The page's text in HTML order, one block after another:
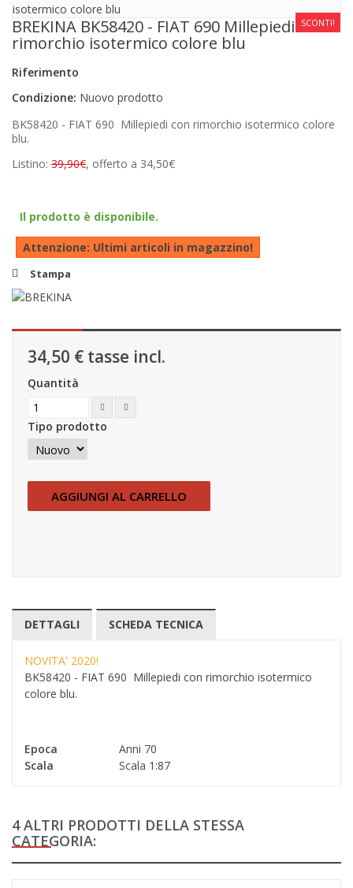
SCONTI!
BREKINA BK58420 - FIAT 690 Millepiedi con
rimorchio isotermico colore blu
Riferimento
Condizione: Nuovo prodotto
BK58420 - FIAT 690 Millepiedi con rimorchio isotermico colore
blu.
Listino: 39,90€, offerto a 34,50€
Il prodotto è disponibile.
Attenzione: Ultimi articoli in magazzino!
Stampa
34,50 € tasse incl.
Quantità
Tipo prodotto
AGGIUNGI AL CARRELLO
DETTAGLI SCHEDA TECNICA
NOVITA' 2020!
BK58420 - FIAT 690 Millepiedi con rimorchio isotermico
colore blu.
Epoca
Anni 70
Scala
Scala 1:87
4 ALTRI PRODOTTI DELLA STESSA
CATEGORIA: